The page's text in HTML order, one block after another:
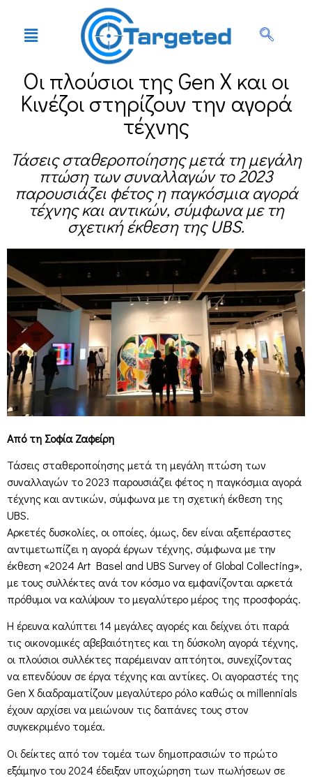
Οι πλούσιοι της Gen X και οι
Κινέζοι στηρίζουν την αγορά
τέχνης
Τάσεις σταθεροποίησης μετά τη μεγάλη
πτώση των συναλλαγών το 2023
παρουσιάζει φέτος η παγκόσμια αγορά
τέχνης και αντικών, σύμφωνα με τη
σχετική έκθεση της UBS.
Από τη Σοφία Ζαφείρη
Τάσεις σταθεροποίησης μετά τη μεγάλη πτώση των
συναλλαγών το 2023 παρουσιάζει φέτος η παγκόσμια αγορά
τέχνης και αντικών, σύμφωνα με τη σχετική έκθεση της
UBS.
Αρκετές δυσκολίες, οι οποίες, όμως, δεν είναι αξεπέραστες
αντιμετωπίζει η αγορά έργων τέχνης, σύμφωνα με την
έκθεση «2024 Art Basel and UBS Survey of Global Collecting»,
με τους συλλέκτες ανά τον κόσμο να εμφανίζονται αρκετά
πρόθυμοι να καλύψουν το μεγαλύτερο μέρος της προσφοράς.
Η έρευνα καλύπτει 14 μεγάλες αγορές και δείχνει ότι παρά
τις οικονομικές αβεβαιότητες και τη δύσκολη αγορά τέχνης,
οι πλούσιοι συλλέκτες παρέμειναν απτόητοι, συνεχίζοντας
να επενδύουν σε έργα τέχνης και αντίκες. Οι αγοραστές της
Gen X διαδραματίζουν μεγαλύτερο ρόλο καθώς οι millennials
έχουν αρχίσει να μειώνουν τις δαπάνες τους στον
συγκεκριμένο τομέα.
Οι δείκτες από τον τομέα των δημοπρασιών το πρώτο
εξάμηνο του 2024 έδειξαν υποχώρηση των πωλήσεων σε